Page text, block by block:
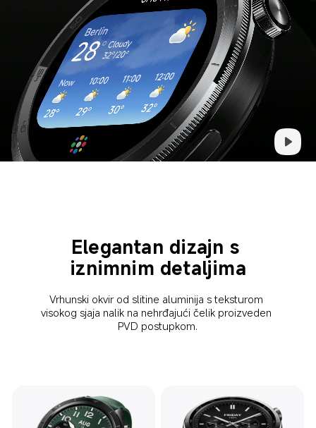
Elegantan dizajn s
iznimnim detaljima
Vrhunski okvir od slitine aluminija s teksturom
visokog sjaja nalik na nehrđajući čelik proizveden
PVD postupkom.